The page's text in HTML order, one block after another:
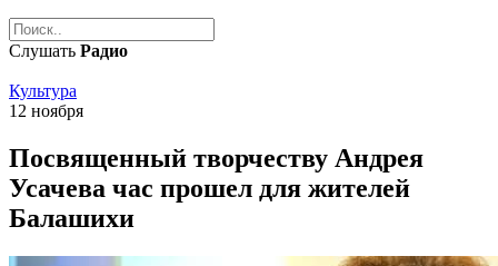
Слушать Радио
Культура
12 ноября
Посвященный творчеству Андрея
Усачева час прошел для жителей
Балашихи